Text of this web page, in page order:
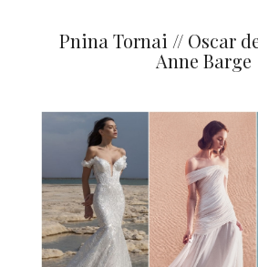
Pnina Tornai // Oscar
Anne Barge